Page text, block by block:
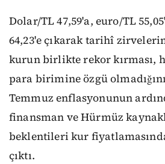
Dolar/TL 47,59'a, euro/TL
64,23'e çıkarak tarihî
kurun birlikte rekor kırması,
para birimine özgü
Temmuz enflasyonunun
finansman ve Hürmüz
beklentileri kur
çıktı.